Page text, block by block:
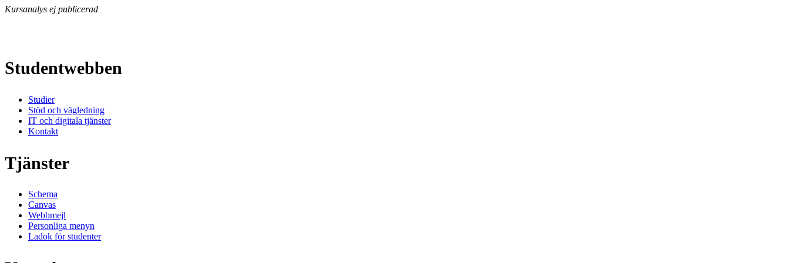
Kursanalys ej publicerad
Studentwebben
Studier
Stöd och vägledning
IT och digitala tjänster
Kontakt
Tjänster
Schema
Canvas
Webbmejl
Personliga menyn
Ladok för studenter